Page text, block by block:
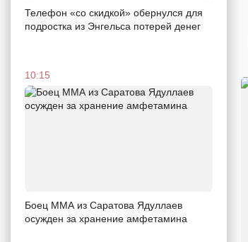
Телефон «со скидкой» обернулся для
подростка из Энгельса потерей денег
10:15
Боец ММА из Саратова Ядуллаев
осужден за хранение амфетамина